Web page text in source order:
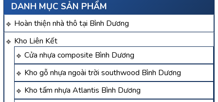
DANH MỤC SẢN PHẨM
Hoàn thiện nhà thô tại Bình Dương
Kho Liên Kết
Cửa nhựa composite Bình Dương
Kho gỗ nhựa ngoài trời southwood Bình Dương
Kho tấm nhựa Atlantis Bình Dương